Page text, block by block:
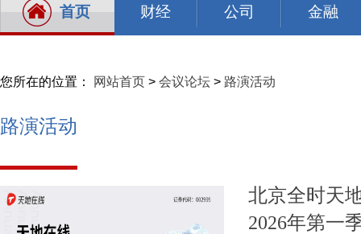
首页 财经 公司 金融
您所在的位置： 网站首页 > 会议论坛 > 路演活动
路演活动
北京全时天
2026年第一